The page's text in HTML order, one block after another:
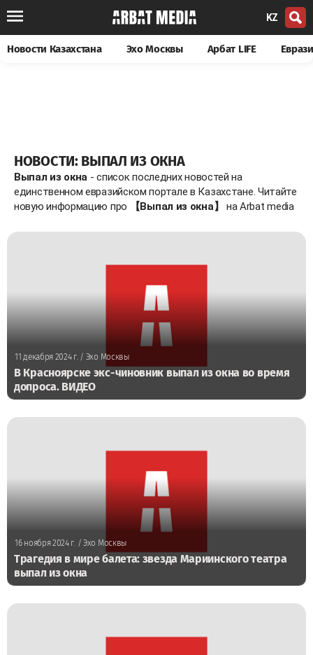
KZ
Новости Казахстана Эхо Москвы Арбат LIFE
НОВОСТИ: ВЫПАЛ ИЗ ОКНА
Выпал из окна - список последних новостей на
единственном евразийском портале в Казахстане. Читайте
новую информацию про
【Выпал из окна】 на Arbat media
11 декабря 2024 г./ Эхо Москвы
В Красноярске экс-чиновник выпал из окна во время
допроса. ВИДЕО
16 ноября 2024 г./ Эхо Москвы
Трагедия в мире балета: звезда Мариинского театра
выпал из окна